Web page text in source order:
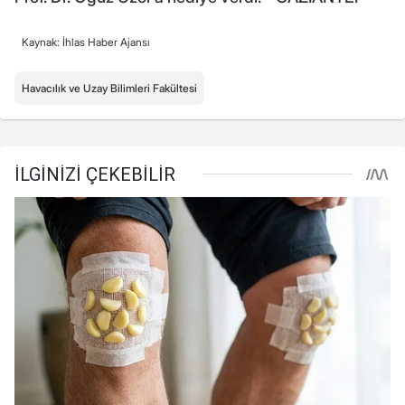
Kaynak: İhlas Haber Ajansı
Havacılık ve Uzay Bilimleri Fakültesi